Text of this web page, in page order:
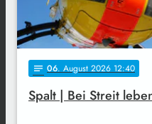
notes 06. August 2026 12:40
Spalt | Bei Streit